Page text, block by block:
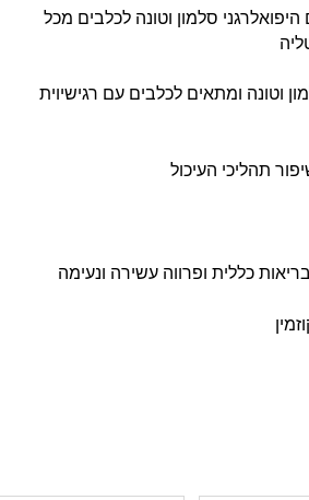
היפואלרגני סלמון וטונה לכלבים מכל
וטונה ומתאים לכלבים עם רגישיוית
תהליכי העיכול